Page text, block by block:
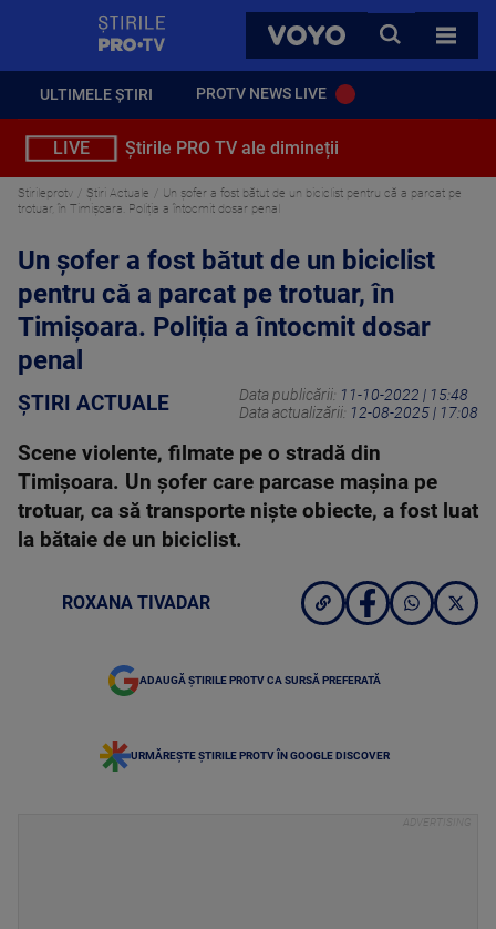
VOYO
CAUTA
TOATE
ULTIMELE ȘTIRI PROTV NEWS LIVE
LIVE Știrile PRO TV ale dimineții
Stirileprotv Știri Actuale
Un șofer a fost bătut de un biciclist pentru că a parcat pe
trotuar, în Timișoara. Poliția a întocmit dosar penal
Un șofer a fost bătut de un biciclist
pentru că a parcat pe trotuar, în
Timișoara. Poliția a întocmit dosar
penal
ȘTIRI ACTUALE Data publicării: 11-10-2022 | 15:48
Data actualizării: 12-08-2025 | 17:08
Scene violente, filmate pe o stradă din
Timișoara. Un șofer care parcase mașina pe
trotuar, ca să transporte niște obiecte, a fost luat
la bătaie de un biciclist.
ROXANA TIVADAR
ADAUGĂ ȘTIRILE PROTV CA SURSĂ PREFERATĂ
URMĂREȘTE ȘTIRILE PROTV ÎN GOOGLE DISCOVER